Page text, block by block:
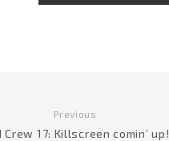
Previous
Crew 17: Killscreen comin’ up!